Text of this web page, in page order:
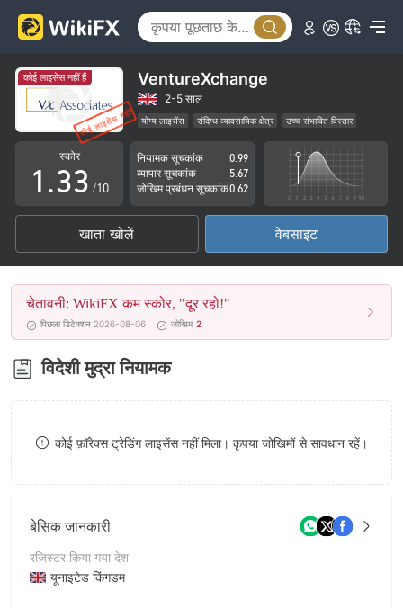
कोई लाइसेंस नहीं हैं VentureXchange
2-5 साल
योग्य लाइसेंस संदिग्ध व्यावसायिक क्षेत्र उच्च संभावित विस्तार
स्कोर
0
1
2
3
4
5
6
7
8
.
0
1
2
3
4
5
6
7
8
9
0
1
2
3
4
5
6
7
8
9
/10
नियामक सूचकांक
0.99
व्यापार सूचकांक
5.67
जोखिम प्रबंधन सूचकांक0.62
खाता खोलें वेबसाइट
चेतावनी: WikiFX कम स्कोर, "दूर रहो!"
पिछला डिटेक्शन 2026-08-06 जोखिम 2
विदेशी मुद्रा नियामक
कोई फ़ॉरेक्स ट्रेडिंग लाइसेंस नहीं मिला। कृपया जोखिमों से सावधान रहें।
बेसिक जानकारी
रजिस्टर किया गया देश
यूनाइटेड किंगडम